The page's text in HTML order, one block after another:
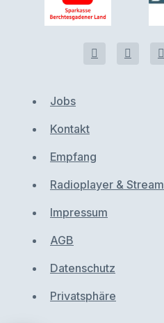
Jobs
Kontakt
Empfang
Radioplayer & Stream
Impressum
AGB
Datenschutz
Privatsphäre